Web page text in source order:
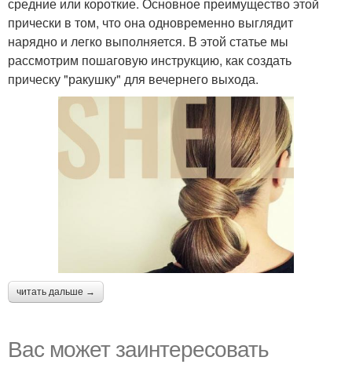
средние или короткие. Основное преимущество этой
прически в том, что она одновременно выглядит
нарядно и легко выполняется. В этой статье мы
рассмотрим пошаговую инструкцию, как создать
прическу "ракушку" для вечернего выхода.
читать дальше →
Вас может заинтересовать